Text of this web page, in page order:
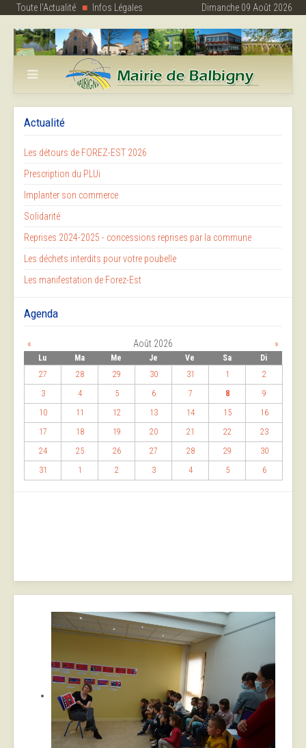
Toute l'Actualité Infos Légales Dimanche 09 Août 2026
Actualité
Les détours de FOREZ-EST 2026
Prescription du PLUi
Implanter son commerce
Solidarité
Reprises 2024-2025 - concessions reprises par la commune
Les déchets interdits pour votre poubelle
Les manifestation de Forez-Est
Agenda
« Août 2026 »
Lu Ma Me Je Ve Sa
Di
27
28 29 30 31 1
2
3
4 5 6 7 8
9
10
11 12 13 14 15
16
17
18 19 20 21 22
23
24
25 26 27 28 29
30
31
1 2 3 4 5 6